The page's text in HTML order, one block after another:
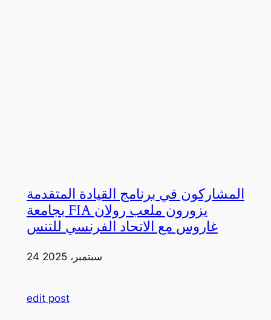
المشاركون في برنامج القيادة المتقدمة
بجامعة FIA يزورون ملعب رولان
غاروس مع الاتحاد الفرنسي للتنس
24 سبتمبر، 2025
edit post